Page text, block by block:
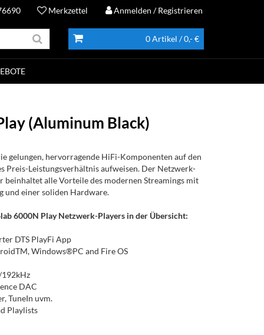
Merkzettel Anmelden / Registrieren
0 Artikel / 0,- €
(Aluminum Black)
gelungen, hervorragende HiFi-Komponenten auf den
Preis-Leistungsverhältnis aufweisen. Der Netzwerk-
beinhaltet alle Vorteile des modernen Streamings mit
und einer soliden Hardware.
6000N Play Netzwerk-Players in der Übersicht:
DTS PlayFi App
Windows®PC and Fire OS
192kHz
DAC
TuneIn uvm.
Playlists